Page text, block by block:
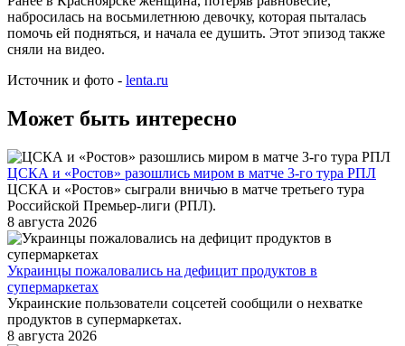
набросилась на восьмилетнюю девочку, которая пыталась
помочь ей подняться, и начала ее душить. Этот эпизод также
сняли на видео.
Источник и фото - lenta.ru
Может быть интересно
ЦСКА и «Ростов» разошлись миром в матче 3-го тура РПЛ
ЦСКА и «Ростов» сыграли вничью в матче третьего тура
Российской Премьер-лиги (РПЛ).
8 августа 2026
Украинцы пожаловались на дефицит продуктов в
супермаркетах
Украинские пользователи соцсетей сообщили о нехватке
продуктов в супермаркетах.
8 августа 2026